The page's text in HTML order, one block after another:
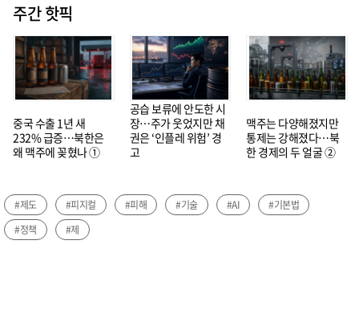
주간 핫픽
중국 수출 1년 새
232% 급증…북한은
왜 맥주에 꽂혔나 ①
공습 보류에 안도한 시
장…주가 웃었지만 채
권은 ‘인플레 위험’ 경
고
맥주는 다양해졌지만
통제는 강해졌다…북
한 경제의 두 얼굴 ②
#제도 #피지컬 #피해 #기술 #AI
#기본법
#정책
#제